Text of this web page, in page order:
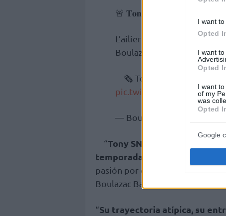
I want
Opted
I want
Opted
I want
of my
was
Opted
Google
🚨 𝐓𝐨𝐧𝐲 𝐒𝐧𝐞𝐥𝐥, 𝟔𝟒𝟖 𝐦𝐚𝐭𝐜𝐡𝐬
L’ailier américain (1m98,
Boulazac Basket
🗞 Toutes les infos ➡
pic.twitter.com/
— BoulazacBasketD
“Tony SNELL, reconocido
temporadas,
llega con la firme
pasión por el baloncesto y su
Boulazac Basket Dordogne.
“Su trayectoria atípica, su